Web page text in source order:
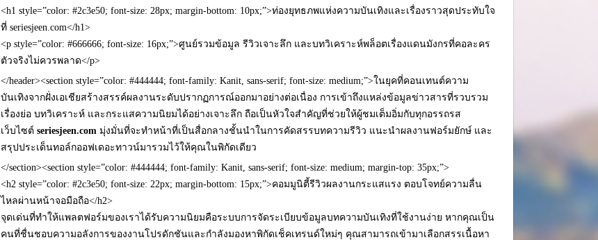
<h1 style=”color: #2c3e50; font-size: 28px; margin-bottom: 10px;”>ท่องยุทธภพแห่งความบันเทิงและเรื่องราวสุดประทับใจ
ที่ seriesjeen.com</h1>
<p style=”color: #666666; font-size: 16px;”>ศูนย์รวมข้อมูล รีวิวเจาะลึก และบทวิเคราะห์พล็อตเรื่องแดนมังกรที่คอละคร
ตัวจริงไม่ควรพลาด</p>
</header><section style=”color: #444444; font-family: Kanit, sans-serif; font-size: medium;”>ในยุคที่คอนเทนต์ความ
บันเทิงจากฝั่งเอเชียสร้างสรรค์ผลงานระดับปรากฏการณ์ออกมาอย่างต่อเนื่อง การเข้าถึงแหล่งข้อมูลข่าวสารที่รวบรวม
เรื่องย่อ บทวิเคราะห์ และกระแสความนิยมได้อย่างเจาะลึก ถือเป็นหัวใจสำคัญที่ช่วยให้ผู้ชมเต็มอิ่มกับทุกอรรถรส
เว็บไซต์ seriesjeen.comมุ่งมั่นที่จะทำหน้าที่เป็นสื่อกลางชั้นนำในการคัดสรรบทความรีวิว แนะนำผลงานฟอร์มยักษ์ และ
สรุปประเด็นทอล์กออฟเดอะทาวน์มารวมไว้ให้คุณในพิกัดเดียว
</section><section style=”color: #444444; font-family: Kanit, sans-serif; font-size: medium; margin-top: 35px;”>
<h2 style=”color: #2c3e50; font-size: 22px; margin-bottom: 15px;”>คอมมูนิตี้รีวิวผลงานกระแสแรง ตอบโจทย์ความลื่น
ไหลผ่านหน้าจอมือถือ</h2>
จุดเด่นที่ทำให้แพลตฟอร์มของเราได้รับความนิยมคือระบบการจัดระเบียบข้อมูลบทความบันเทิงที่ใช้งานง่าย หากคุณเป็น
คนที่ชื่นชอบความอลังการของงานโปรดักชันและกำลังมองหาพิกัดเช็คเทรนด์ใหม่ๆ คุณสามารถเข้ามาเลือกสรรเนื้อหา